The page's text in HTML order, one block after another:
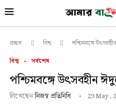
প্রচ্ছদ বিশ্ব পশ্চিমবঙ্গে
বিশ্ব সর্বশেষ
পশ্চিমবঙ্গে উৎসবহীন
লিখেছেননিজস্ব প্রতিনিধি 29 May ,